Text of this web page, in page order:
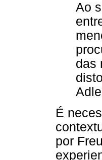
Ao
das
É
por